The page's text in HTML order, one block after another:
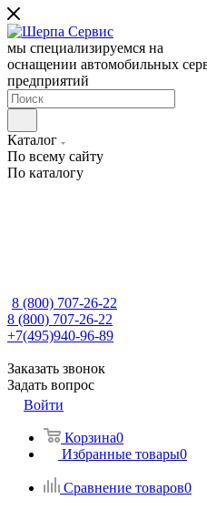
мы специализируемся на
оснащении автомобильных
предприятий
Каталог
По всему сайту
По каталогу
8 (800) 707-26-22
8 (800) 707-26-22
+7(495)940-96-89
Заказать звонок
Задать вопрос
Войти
Корзина0
Избранные товары0
Сравнение товаров0